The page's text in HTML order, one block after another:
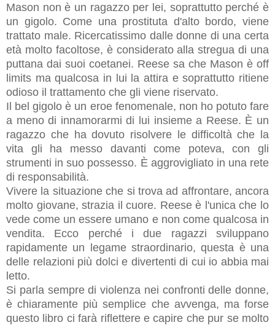
Mason non è un ragazzo per lei, soprattutto perché è
un gigolo. Come una prostituta d'alto bordo, viene
trattato male. Ricercatissimo dalle donne di una certa
età molto facoltose, è considerato alla stregua di una
puttana dai suoi coetanei. Reese sa che Mason è off
limits ma qualcosa in lui la attira e soprattutto ritiene
odioso il trattamento che gli viene riservato.
Il bel gigolo è un eroe fenomenale, non ho potuto fare
a meno di innamorarmi di lui insieme a Reese. È un
ragazzo che ha dovuto risolvere le difficoltà che la
vita gli ha messo davanti come poteva, con gli
strumenti in suo possesso. È aggrovigliato in una rete
di responsabilità.
Vivere la situazione che si trova ad affrontare, ancora
molto giovane, strazia il cuore. Reese è l'unica che lo
vede come un essere umano e non come qualcosa in
vendita. Ecco perché i due ragazzi sviluppano
rapidamente un legame straordinario, questa è una
delle relazioni più dolci e divertenti di cui io abbia mai
letto.
Si parla sempre di violenza nei confronti delle donne,
è chiaramente più semplice che avvenga, ma forse
questo libro ci farà riflettere e capire che pur se molto